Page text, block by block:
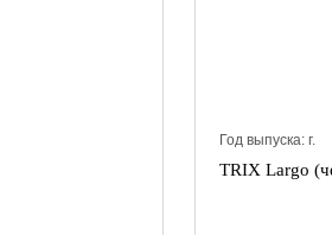
Год выпуска:г.
TRIX Largo